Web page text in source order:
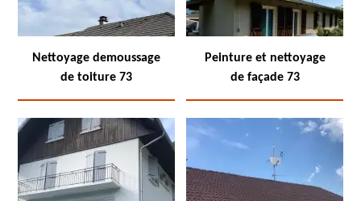
Nettoyage demoussage
de toiture 73
Peinture et nettoyage
de façade 73